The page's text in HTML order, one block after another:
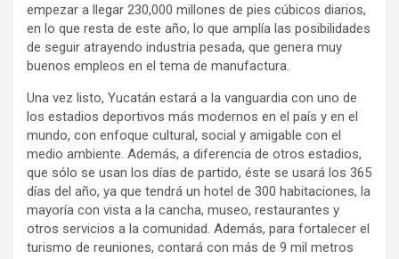
empezar a llegar 230,000 millones de pies cúbicos diarios,
en lo que resta de este año, lo que amplía las posibilidades
de seguir atrayendo industria pesada, que genera muy
buenos empleos en el tema de manufactura.
Una vez listo, Yucatán estará a la vanguardia con uno de
los estadios deportivos más modernos en el país y en el
mundo, con enfoque cultural, social y amigable con el
medio ambiente. Además, a diferencia de otros estadios,
que sólo se usan los días de partido, éste se usará los 365
días del año, ya que tendrá un hotel de 300 habitaciones, la
mayoría con vista a la cancha, museo, restaurantes y
otros servicios a la comunidad. Además, para fortalecer el
turismo de reuniones, contará con más de 9 mil metros